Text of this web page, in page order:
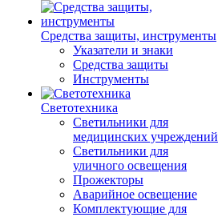
Средства защиты, инструменты
Указатели и знаки
Средства защиты
Инструменты
Светотехника
Светильники для
медицинских учреждений
Светильники для
уличного освещения
Прожекторы
Аварийное освещение
Комплектующие для